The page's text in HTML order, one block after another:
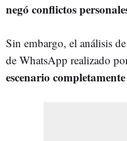
negó conflictos
Sin embargo, el análisis
de WhatsApp realizado
escenario